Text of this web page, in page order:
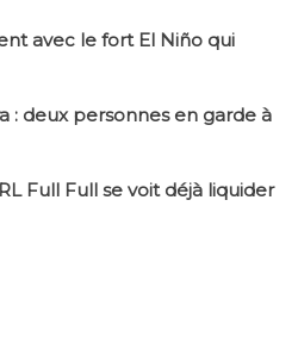
avec le fort El Niño qui
: deux personnes en garde à
Full Full se voit déjà liquider